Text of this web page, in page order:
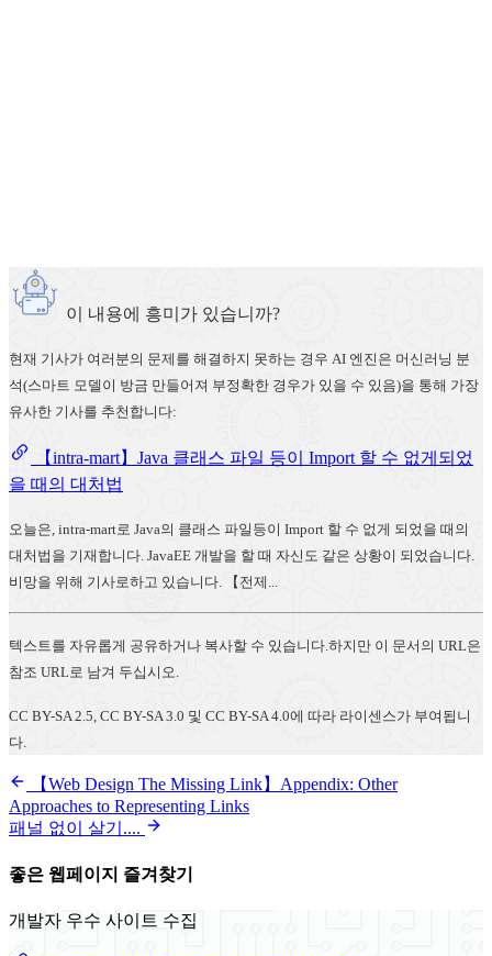
이 내용에 흥미가 있습니까?
현재 기사가 여러분의 문제를 해결하지 못하는 경우 AI 엔진은 머신러닝 분
석(스마트 모델이 방금 만들어져 부정확한 경우가 있을 수 있음)을 통해 가장
유사한 기사를 추천합니다:
【intra-mart】Java 클래스 파일 등이 Import 할 수 없게되었
을 때의 대처법
오늘은, intra-mart로 Java의 클래스 파일등이 Import 할 수 없게 되었을 때의
대처법을 기재합니다. JavaEE 개발을 할 때 자신도 같은 상황이 되었습니다.
비망을 위해 기사로하고 있습니다. 【전제...
텍스트를 자유롭게 공유하거나 복사할 수 있습니다.하지만 이 문서의 URL은
참조 URL로 남겨 두십시오.
CC BY-SA 2.5, CC BY-SA 3.0 및 CC BY-SA 4.0에 따라 라이센스가 부여됩니
다.
【Web Design The Missing Link】Appendix: Other
Approaches to Representing Links
패널 없이 살기....
좋은 웹페이지 즐겨찾기
개발자 우수 사이트 수집